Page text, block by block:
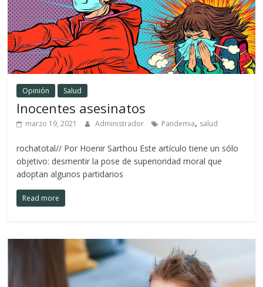
Opinión Salud
Inocentes asesinatos
marzo 19, 2021 Administrador Pandemia, salud
rochatotal// Por Hoenir Sarthou Este artículo tiene un sólo
objetivo: desmentir la pose de superioridad moral que
adoptan algunos partidarios
Read more